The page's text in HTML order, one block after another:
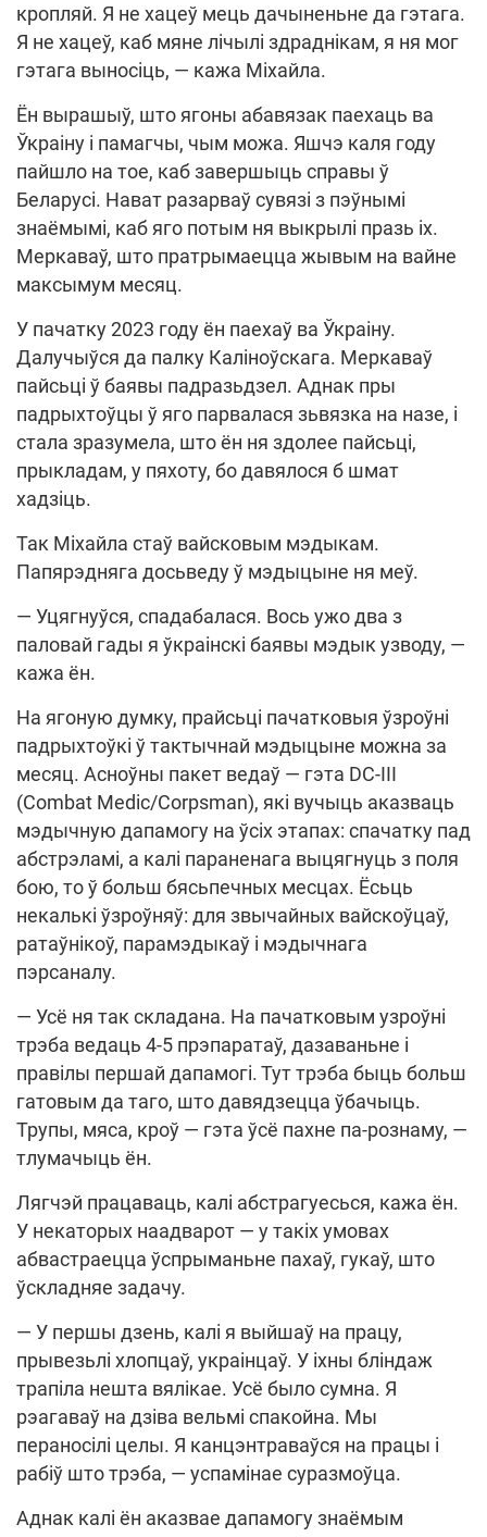
кропляй. Я не хацеў мець дачыненьне да гэтага.
Я не хацеў, каб мяне лічылі здраднікам, я ня мог
гэтага выносіць, — кажа Міхайла.
Ён вырашыў, што ягоны абавязак паехаць ва
Ўкраіну і памагчы, чым можа. Яшчэ каля году
пайшло на тое, каб завершыць справы ў
Беларусі. Нават разарваў сувязі з пэўнымі
знаёмымі, каб яго потым ня выкрылі празь іх.
Меркаваў, што пратрымаецца жывым на вайне
максымум месяц.
У пачатку 2023 году ён паехаў ва Ўкраіну.
Далучыўся да палку Каліноўскага. Меркаваў
пайсьці ў баявы падразьдзел. Аднак пры
падрыхтоўцы ў яго парвалася зьвязка на назе, і
стала зразумела, што ён ня здолее пайсьці,
прыкладам, у пяхоту, бо давялося б шмат
хадзіць.
Так Міхайла стаў вайсковым мэдыкам.
Папярэдняга досьведу ў мэдыцыне ня меў.
— Уцягнуўся, спадабалася. Вось ужо два з
паловай гады я ўкраінскі баявы мэдык узводу, —
кажа ён.
На ягоную думку, прайсьці пачатковыя ўзроўні
падрыхтоўкі ў тактычнай мэдыцыне можна за
месяц. Асноўны пакет ведаў — гэта DC-III
(Combat Medic/Corpsman), які вучыць аказваць
мэдычную дапамогу на ўсіх этапах: спачатку пад
абстрэламі, а калі параненага выцягнуць з поля
бою, то ў больш бясьпечных месцах. Ёсьць
некалькі ўзроўняў: для звычайных вайскоўцаў,
ратаўнікоў, парамэдыкаў і мэдычнага
пэрсаналу.
— Усё ня так складана. На пачатковым узроўні
трэба ведаць 4-5 прэпаратаў, дазаваньне і
правілы першай дапамогі. Тут трэба быць больш
гатовым да таго, што давядзецца ўбачыць.
Трупы, мяса, кроў — гэта ўсё пахне па-рознаму, —
тлумачыць ён.
Лягчэй працаваць, калі абстрагуесься, кажа ён.
У некаторых наадварот — у такіх умовах
абвастраецца ўспрыманьне пахаў, гукаў, што
ўскладняе задачу.
— У першы дзень, калі я выйшаў на працу,
прывезьлі хлопцаў, украінцаў. У іхны бліндаж
трапіла нешта вялікае. Усё было сумна. Я
рэагаваў на дзіва вельмі спакойна. Мы
пераносілі целы. Я канцэнтраваўся на працы і
рабіў што трэба, — успамінае суразмоўца.
Аднак калі ён аказвае дапамогу знаёмым